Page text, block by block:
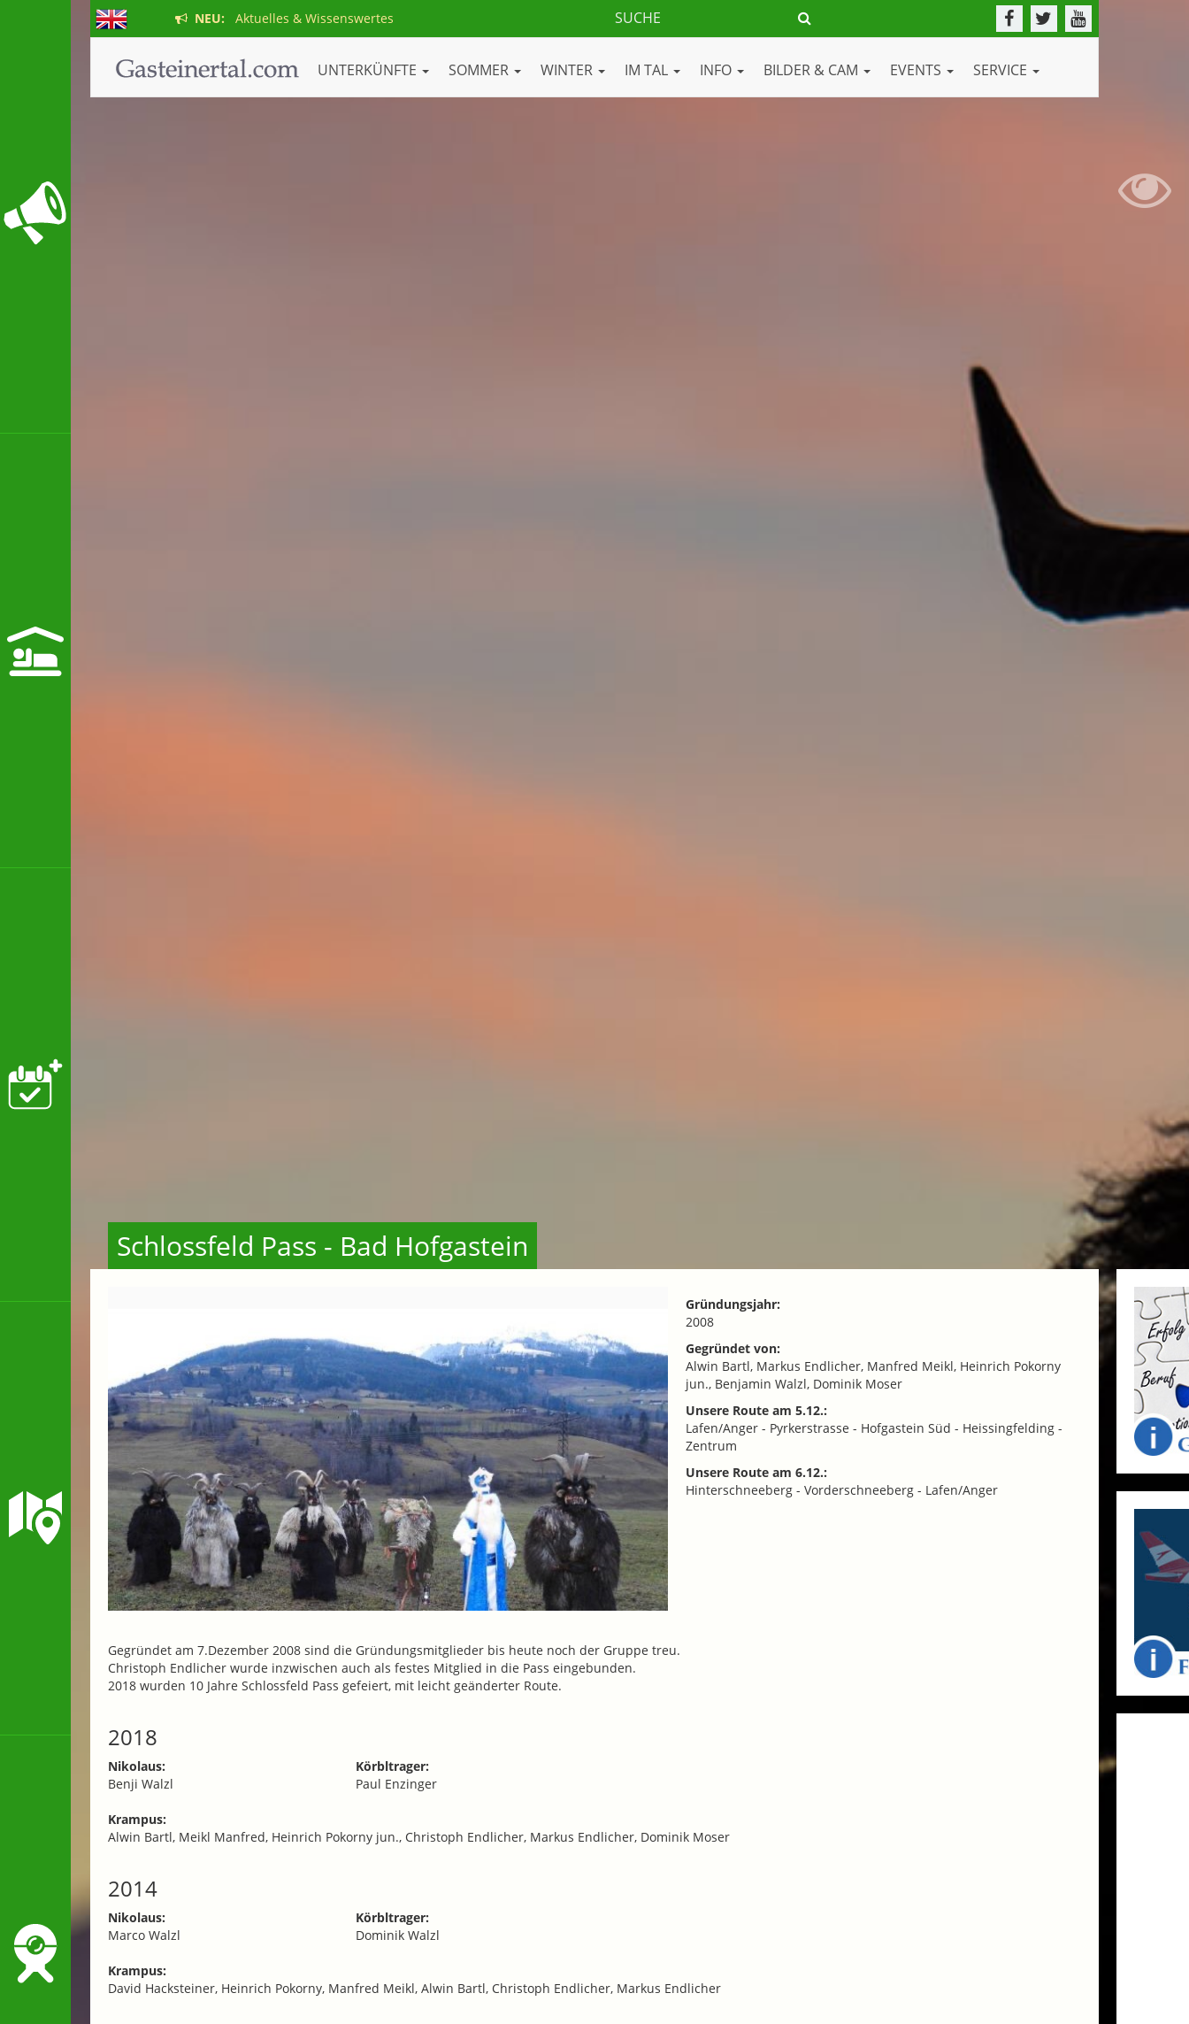
NEU: Aktuelles & Wissenswertes
UNTERKÜNFTE SOMMER WINTER IM TAL INFO BILDER & CAM EVENTS SERVICE
Schlossfeld Pass - Bad Hofgastein
Gründungsjahr:
2008
Gegründet von:
Alwin Bartl, Markus Endlicher, Manfred Meikl, Heinrich Pokorny
jun., Benjamin Walzl, Dominik Moser
Unsere Route am 5.12.:
Lafen/Anger - Pyrkerstrasse - Hofgastein Süd - Heissingfelding -
Zentrum
Unsere Route am 6.12.:
Hinterschneeberg - Vorderschneeberg - Lafen/Anger
Gegründet am 7.Dezember 2008 sind die Gründungsmitglieder bis heute noch der Gruppe treu.
Christoph Endlicher wurde inzwischen auch als festes Mitglied in die Pass eingebunden.
2018 wurden 10 Jahre Schlossfeld Pass gefeiert, mit leicht geänderter Route.
2018
Nikolaus:
Benji Walzl
Körbltrager:
Paul Enzinger
Krampus:
Alwin Bartl, Meikl Manfred, Heinrich Pokorny jun., Christoph Endlicher, Markus Endlicher, Dominik Moser
2014
Nikolaus:
Marco Walzl
Körbltrager:
Dominik Walzl
Krampus:
David Hacksteiner, Heinrich Pokorny, Manfred Meikl, Alwin Bartl, Christoph Endlicher, Markus Endlicher